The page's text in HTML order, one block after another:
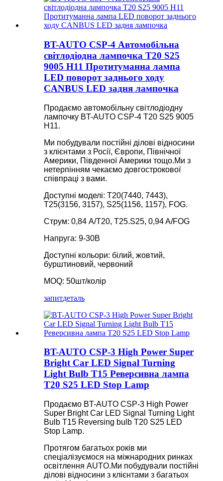
BT-AUTO CSP-4 Автомобільна
світлодіодна лампочка T20 S25
9005 H11 Протитуманна лампа
LED поворот заднього ходу
CANBUS LED задня лампочка
Продаємо автомобільну світлодіодну
лампочку BT-AUTO CSP-4 T20 S25 9005
H11.
Ми побудували постійні ділові відносини
з клієнтами з Росії, Європи, Північної
Америки, Південної Америки тощо.Ми з
нетерпінням чекаємо довгострокової
співпраці з вами.
Доступні моделі: T20(7440, 7443),
T25(3156, 3157), S25(1156, 1157), FOG.
Струм: 0,84 A/T20, T25.S25, 0,94 A/FOG
Напруга: 9-30В
Доступні кольори: білий, жовтий,
бурштиновий, червоний
MOQ: 50шт/колір
запитдеталь
BT-AUTO CSP-3 High Power Super
Bright Car LED Signal Turning
Light Bulb T15 Реверсивна лампа
T20 S25 LED Stop Lamp
Продаємо BT-AUTO CSP-3 High Power
Super Bright Car LED Signal Turning Light
Bulb T15 Reversing bulb T20 S25 LED
Stop Lamp.
Протягом багатьох років ми
спеціалізуємося на міжнародних ринках
освітлення AUTO.Ми побудували постійні
ділові відносини з клієнтами з багатьох